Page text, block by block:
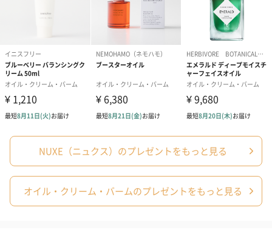
外装サイズ
幅15cmX縦3cmX高さ12.7cm
成分
（カプリル酸／カプリン酸）ヤシアルキル・マカデミ
ア種子油・ジカプリリルエーテル・トリ（カプリル酸
／カプリン酸）グリセリル・アーモンド油・ヘーゼル
ナッツ種子油・ユチャ種子油・香料・ツバキ種子油・
ロール・ヒマワリ種子油・酢酸トコフェロール・ロー
ズマリー葉エキス・ジイソステアリン酸ポリグリセリ
並行輸入品か
否か
内容量／内容
NUXE（ニュクス）のプレゼントをもっと見る
オイル・クリーム・バームのプレゼントをもっと見る